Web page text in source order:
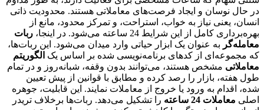
در حال نوسان و ایجاد فرصت‌های معاملاتی هستند. محدودیت ذاتی
انسان، یعنی نیاز به خواب، استراحت، و تمرکز محدود، مانع از
بهره‌برداری کامل از این شرایط 24 ساعته می‌شود. در اینجا،
ربات
معامله‌گر به عنوان یک ابزار حیاتی وارد میدان می‌شود. این ربات‌ها،
که مجموعه‌ای از کدهای برنامه‌نویسی شده بر اساس یک الگوریتم
معاملاتی مشخص هستند، می‌توانند بدون وقفه، شبانه‌روز و در تمام
طول هفته، بازار را رصد کرده و مطابق با قوانین از پیش تعیین
شده، اقدام به ورود یا خروج از معاملات نمایند. این قابلیت، جوهره
اصلی معاملات 24 ساعته
را تشکیل می‌دهد. ربات‌ها برخلاف تریدر